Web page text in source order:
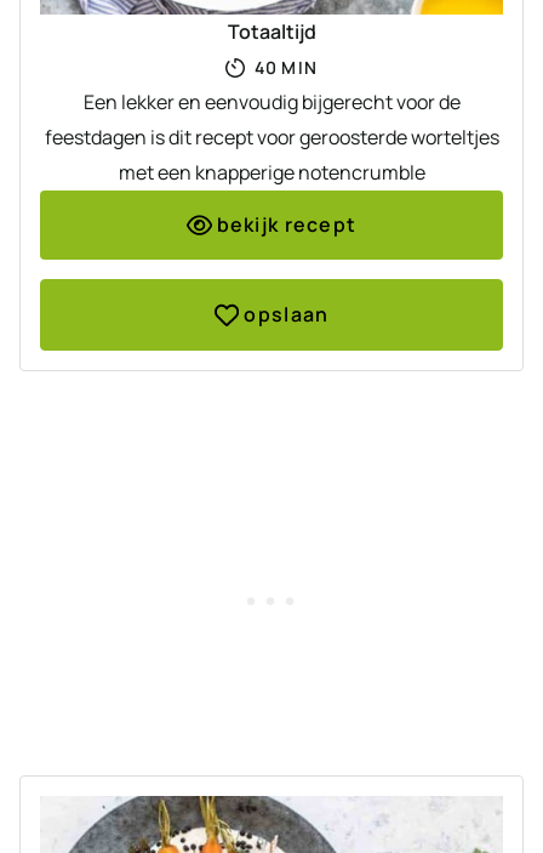
Totaaltijd
40 MINUTEN
MIN
Een lekker en eenvoudig bijgerecht voor de
feestdagen is dit recept voor geroosterde worteltjes
met een knapperige notencrumble
bekijk recept
opslaan